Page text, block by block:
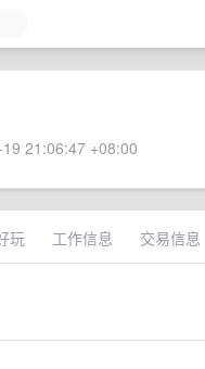
21:06:47 +08:00
玩 工作信息 交易信息